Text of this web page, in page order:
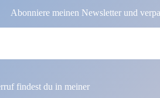
Abonniere meinen Newsletter und
findest du in meiner